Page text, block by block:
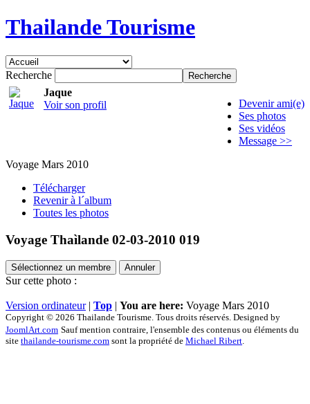
Thailande Tourisme
Recherche
Jaque
Voir son profil
Devenir ami(e)
Ses photos
Ses vidéos
Message >>
Voyage Mars 2010
Télécharger
Revenir à l´album
Toutes les photos
Voyage Thaìlande 02-03-2010 019
Sélectionnez un membre Annuler
Sur cette photo :
Version ordinateur| Top | You are here: Voyage Mars 2010
Copyright © 2026 Thailande Tourisme. Tous droits réservés. Designed by
JoomlArt.com Sauf mention contraire, l'ensemble des contenus ou éléments du
site thailande-tourisme.com sont la propriété de Michael Ribert.